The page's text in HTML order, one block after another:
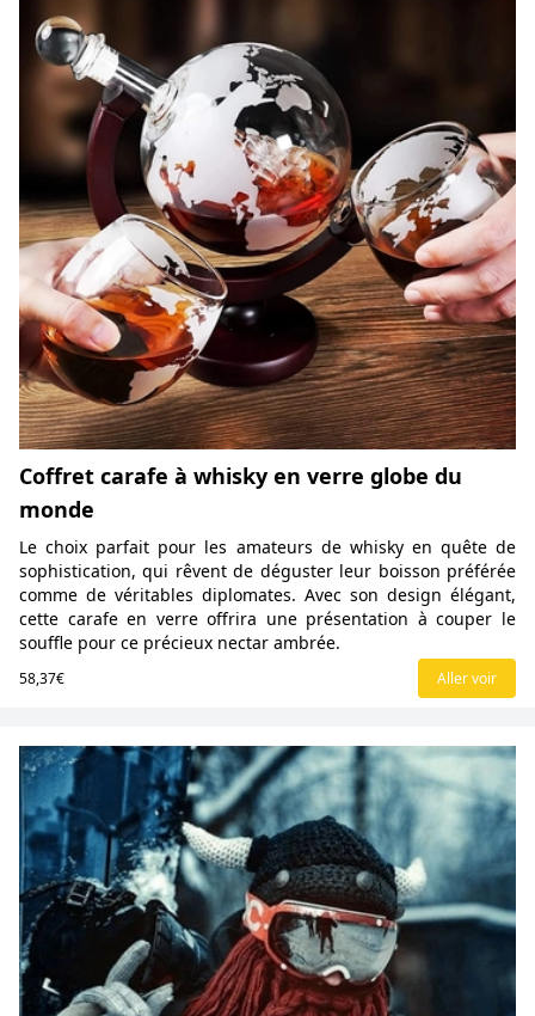
Coffret carafe à whisky en verre globe du
monde
Le choix parfait pour les amateurs de whisky en quête de
sophistication, qui rêvent de déguster leur boisson préférée
comme de véritables diplomates. Avec son design élégant,
cette carafe en verre offrira une présentation à couper le
souffle pour ce précieux nectar ambrée.
58,37€ Aller voir